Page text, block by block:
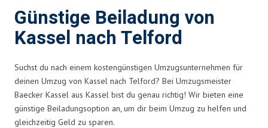
Günstige Beiladung von
Kassel nach Telford
Suchst du nach einem kostengünstigen Umzugsunternehmen für
deinen Umzug von Kassel nach Telford? Bei Umzugsmeister
Baecker Kassel aus Kassel bist du genau richtig! Wir bieten eine
günstige Beiladungsoption an, um dir beim Umzug zu helfen und
gleichzeitig Geld zu sparen.